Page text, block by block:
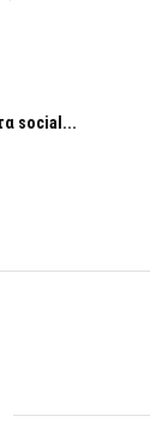
social...